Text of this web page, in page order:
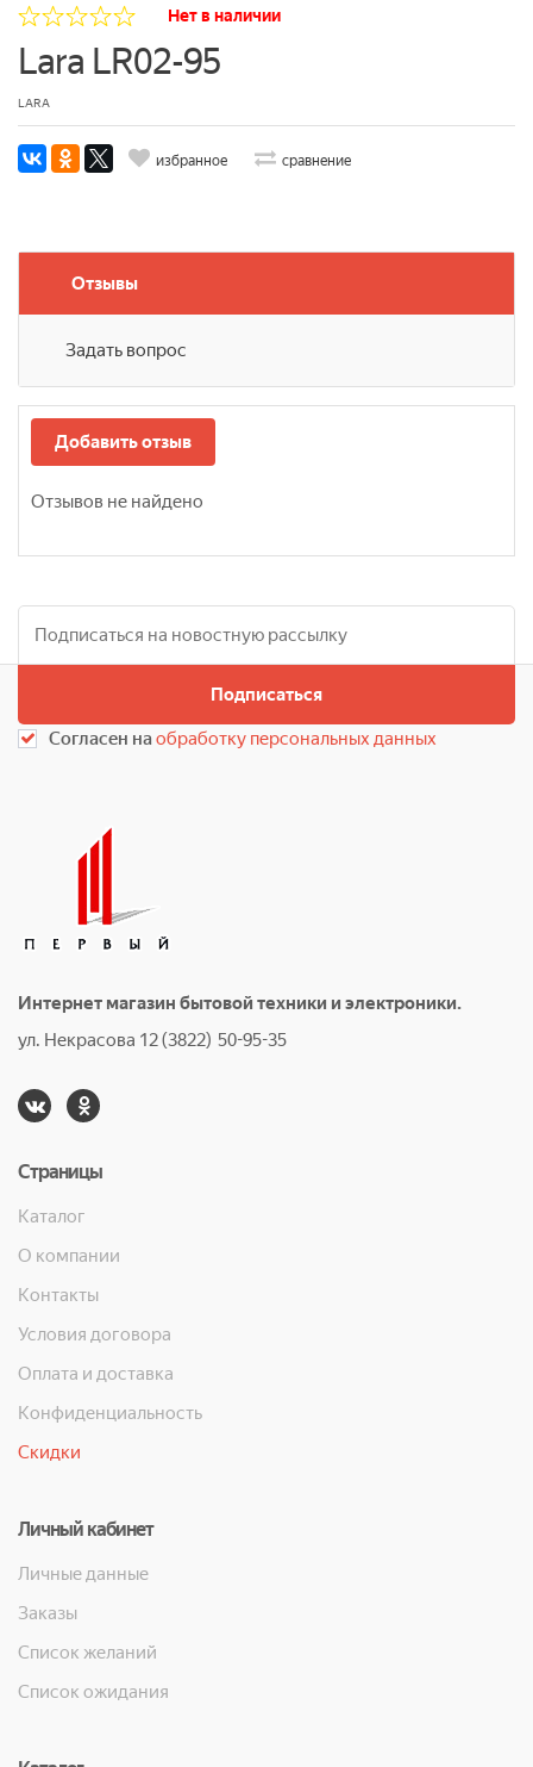
Нет в наличии
Lara LR02-95
LARA
избранное сравнение
Отзывы
Задать вопрос
Добавить отзыв
Отзывов не найдено
Подписаться
Согласен наобработку персональных данных
Интернет магазин бытовой техники и электроники.
ул. Некрасова 12 (3822) 50-95-35
Страницы
Каталог
О компании
Контакты
Условия договора
Оплата и доставка
Конфиденциальность
Скидки
Личный кабинет
Личные данные
Заказы
Список желаний
Список ожидания